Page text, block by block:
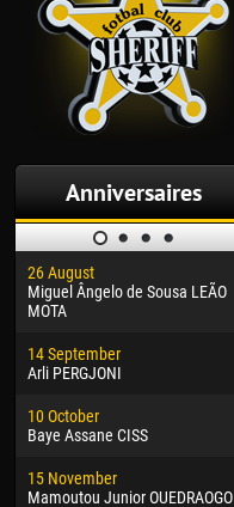
Anniversaires
26 August
Miguel Ângelo de Sousa LEÃO
MOTA
14 September
Arli PERGJONI
10 October
Baye Assane CISS
15 November
Mamoutou Junior OUEDRAOGO